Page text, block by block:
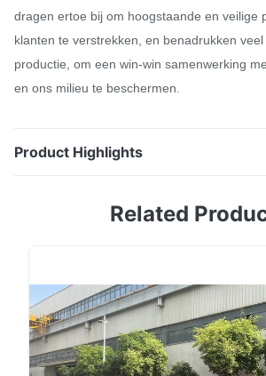
dragen ertoe bij om hoogstaande en veilige
klanten te verstrekken, en benadrukken
productie, om een win-win samenwerking
en ons milieu te beschermen.
Product Highlights
graadelleboog Naadloze Stuiklasse
graadelleboog 1/2“ - 16“ 45 graad
Straal (naadloos) 180 graad
ASTM/ASME A...
Related